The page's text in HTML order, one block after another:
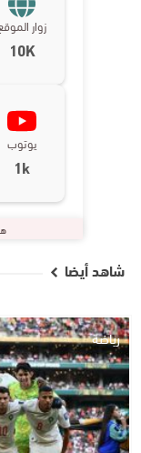
زوار
10K
يوتوب
1k
شاهد أيضا
رياضة